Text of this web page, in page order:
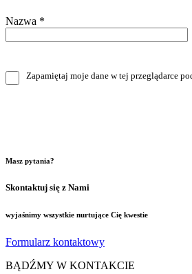
Nazwa *
Zapamiętaj moje dane w tej przeglądarce
Masz pytania?
Skontaktuj się z Nami
wyjaśnimy wszystkie nurtujące Cię kwestie
Formularz kontaktowy
BĄDŹMY W KONTAKCIE